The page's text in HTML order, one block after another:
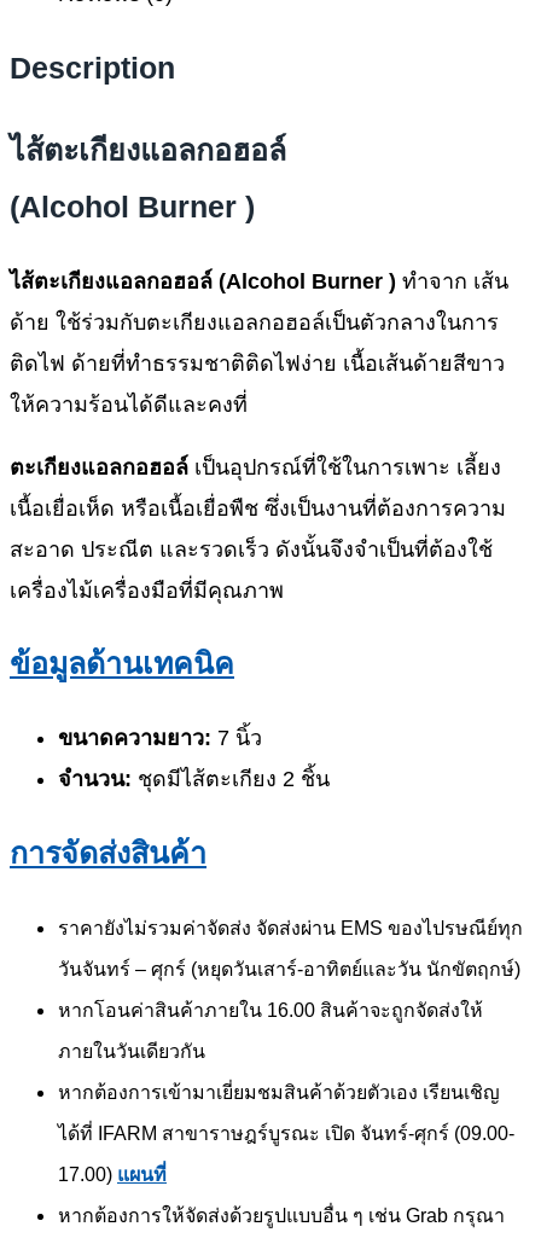
Description
ไส้ตะเกียงแอลกอฮอล์
(Alcohol Burner )
ไส้ตะเกียงแอลกอฮอล์ (Alcohol Burner ) ทำจาก เส้น
ด้าย ใช้ร่วมกับตะเกียงแอลกอฮอล์เป็นตัวกลางในการ
ติดไฟ ด้ายที่ทำธรรมชาติติดไฟง่าย เนื้อเส้นด้ายสีขาว
ให้ความร้อนได้ดีและคงที่
ตะเกียงแอลกอฮอล์ เป็นอุปกรณ์ที่ใช้ในการเพาะ เลี้ยง
เนื้อเยื่อเห็ด หรือเนื้อเยื่อพืช ซึ่งเป็นงานที่ต้องการความ
สะอาด ประณีต และรวดเร็ว ดังนั้นจึงจำเป็นที่ต้องใช้
เครื่องไม้เครื่องมือที่มีคุณภาพ
ข้อมูลด้านเทคนิค
ขนาดความยาว: 7 นิ้ว
จำนวน: ชุดมีไส้ตะเกียง 2 ชิ้น
การจัดส่งสินค้า
ราคายังไม่รวมค่าจัดส่ง จัดส่งผ่าน EMS ของไปรษณีย์ทุก
วันจันทร์ – ศุกร์ (หยุดวันเสาร์-อาทิตย์และวัน นักขัตฤกษ์)
หากโอนค่าสินค้าภายใน 16.00 สินค้าจะถูกจัดส่งให้
ภายในวันเดียวกัน
หากต้องการเข้ามาเยี่ยมชมสินค้าด้วยตัวเอง เรียนเชิญ
ได้ที่ IFARM สาขาราษฎร์บูรณะ เปิด จันทร์-ศุกร์ (09.00-
17.00) แผนที่
หากต้องการให้จัดส่งด้วยรูปแบบอื่น ๆ เช่น Grab กรุณา